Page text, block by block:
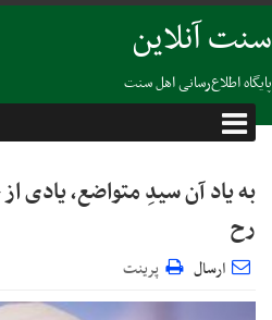
سنت آنلاین
پایگاه اطلاع‌رسانی اهل سنت
به یاد آن سیدِ متواضع،
رح
ارسال پرینت